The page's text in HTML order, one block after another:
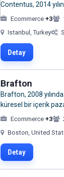
Contentus, 2014
Ecommerce +3
Istanbul, Turkey
Detay
Brafton
Brafton, 2008
küresel bir içerik
Ecommerce +3
Boston, United
Detay